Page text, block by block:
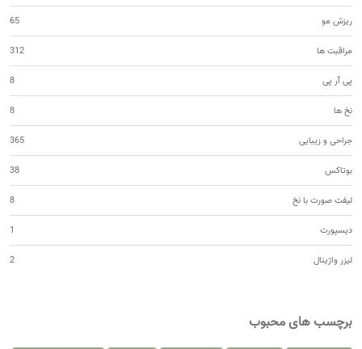
ریزش مو 65
مراقبت ها 312
پی آر پی 8
نخ ها 8
جراحی و زیبایی 365
بوتاکس 38
لیفت صورت با نخ 8
دیسپورت 1
لیزر واژینال 2
برچسب های محبوب